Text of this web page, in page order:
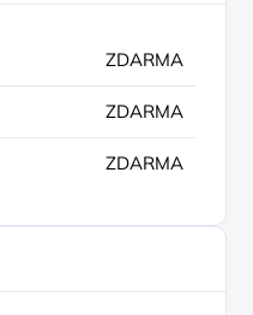
ZDARMA
ZDARMA
ZDARMA